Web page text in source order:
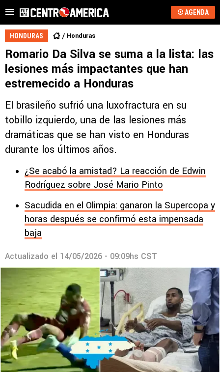
AGENDA
HONDURAS Honduras
Romario Da Silva se suma a la lista: las
lesiones más impactantes que han
estremecido a Honduras
El brasileño sufrió una luxofractura en su
tobillo izquierdo, una de las lesiones más
dramáticas que se han visto en Honduras
durante los últimos años.
¿Se acabó la amistad? La reacción de Edwin
Rodríguez sobre José Mario Pinto
Sacudida en el Olimpia: ganaron la Supercopa y
horas después se confirmó esta impensada
baja
Actualizado el 14/05/2026 - 09:09hs CST